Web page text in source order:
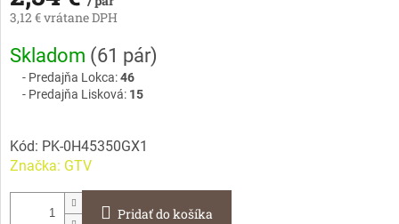
3,12 € vrátane DPH
Jednotková
cena:
Skladom (61 pár)
Predajňa Lokca:46
Predajňa Lisková: 15
Kód: PK-0H45350GX1
Značka: GTV
Pridať do košíka